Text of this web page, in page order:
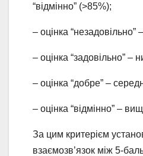
“відмінно” (>85%);
– оцінка “незадовільно”
– оцінка “задовільно” –
– оцінка “добре” –
– оцінка “відмінно” –
За цим критерієм
взаємозв’язок між 5-